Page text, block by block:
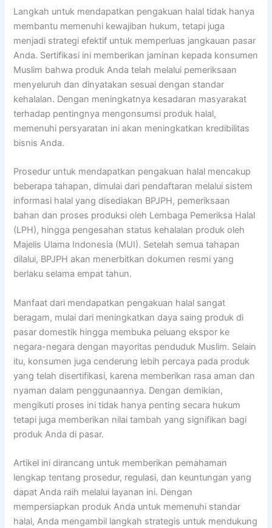
Langkah untuk mendapatkan pengakuan halal tidak hanya
membantu memenuhi kewajiban hukum, tetapi juga
menjadi strategi efektif untuk memperluas jangkauan pasar
Anda. Sertifikasi ini memberikan jaminan kepada konsumen
Muslim bahwa produk Anda telah melalui pemeriksaan
menyeluruh dan dinyatakan sesuai dengan standar
kehalalan. Dengan meningkatnya kesadaran masyarakat
terhadap pentingnya mengonsumsi produk halal,
memenuhi persyaratan ini akan meningkatkan kredibilitas
bisnis Anda.
Prosedur untuk mendapatkan pengakuan halal mencakup
beberapa tahapan, dimulai dari pendaftaran melalui sistem
informasi halal yang disediakan BPJPH, pemeriksaan
bahan dan proses produksi oleh Lembaga Pemeriksa Halal
(LPH), hingga pengesahan status kehalalan produk oleh
Majelis Ulama Indonesia (MUI). Setelah semua tahapan
dilalui, BPJPH akan menerbitkan dokumen resmi yang
berlaku selama empat tahun.
Manfaat dari mendapatkan pengakuan halal sangat
beragam, mulai dari meningkatkan daya saing produk di
pasar domestik hingga membuka peluang ekspor ke
negara-negara dengan mayoritas penduduk Muslim. Selain
itu, konsumen juga cenderung lebih percaya pada produk
yang telah disertifikasi, karena memberikan rasa aman dan
nyaman dalam penggunaannya. Dengan demikian,
mengikuti proses ini tidak hanya penting secara hukum
tetapi juga memberikan nilai tambah yang signifikan bagi
produk Anda di pasar.
Artikel ini dirancang untuk memberikan pemahaman
lengkap tentang prosedur, regulasi, dan keuntungan yang
dapat Anda raih melalui layanan ini. Dengan
mempersiapkan produk Anda untuk memenuhi standar
halal, Anda mengambil langkah strategis untuk mendukung